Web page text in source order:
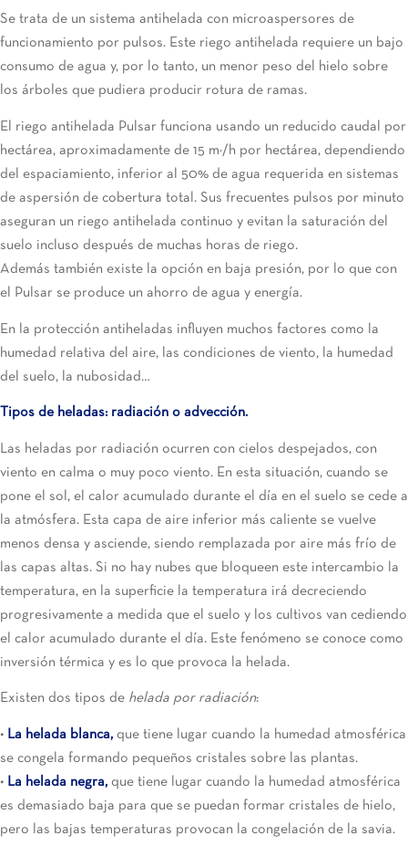
Se trata de un sistema antihelada con microaspersores de
funcionamiento por pulsos. Este riego antihelada requiere un bajo
consumo de agua y, por lo tanto, un menor peso del hielo sobre
los árboles que pudiera producir rotura de ramas.
El riego antihelada Pulsar funciona usando un reducido caudal por
hectárea, aproximadamente de 15 m³/h por hectárea, dependiendo
del espaciamiento, inferior al 50% de agua requerida en sistemas
de aspersión de cobertura total. Sus frecuentes pulsos por minuto
aseguran un riego antihelada continuo y evitan la saturación del
suelo incluso después de muchas horas de riego.
Además también existe la opción en baja presión, por lo que con
el Pulsar se produce un ahorro de agua y energía.
En la protección antiheladas influyen muchos factores como la
humedad relativa del aire, las condiciones de viento, la humedad
del suelo, la nubosidad…
Tipos de heladas: radiación o advección.
Las heladas por radiación ocurren con cielos despejados, con
viento en calma o muy poco viento. En esta situación, cuando se
pone el sol, el calor acumulado durante el día en el suelo se cede a
la atmósfera. Esta capa de aire inferior más caliente se vuelve
menos densa y asciende, siendo remplazada por aire más frío de
las capas altas. Si no hay nubes que bloqueen este intercambio la
temperatura, en la superficie la temperatura irá decreciendo
progresivamente a medida que el suelo y los cultivos van cediendo
el calor acumulado durante el día. Este fenómeno se conoce como
inversión térmica y es lo que provoca la helada.
Existen dos tipos de helada por radiación:
• La helada blanca, que tiene lugar cuando la humedad atmosférica
se congela formando pequeños cristales sobre las plantas.
• La helada negra, que tiene lugar cuando la humedad atmosférica
es demasiado baja para que se puedan formar cristales de hielo,
pero las bajas temperaturas provocan la congelación de la savia.